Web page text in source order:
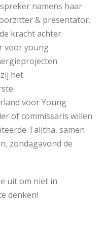
namens haar
& presentator.
kracht achter
voor young
het
voor Young
of commissaris willen
Talitha, samen
zondagavond de
uit om niet in
denken!